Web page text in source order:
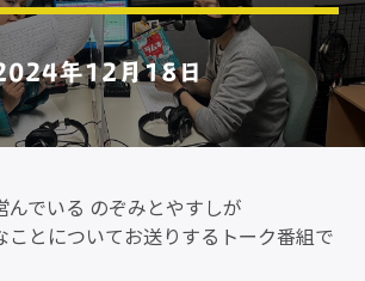
年12月18日
んでいる のぞみとやすしが
ことについてお送りするトーク番組で